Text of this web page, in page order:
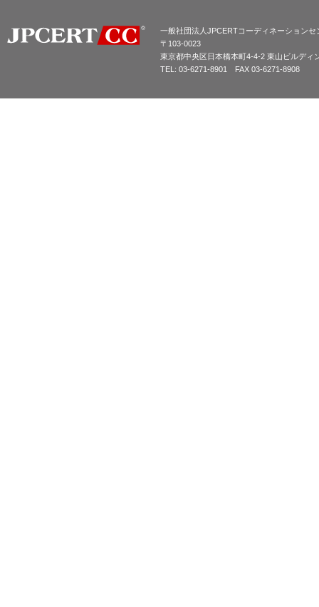
一般社団法人JPCERTコーディネーションセ
〒103-0023
東京都中央区日本橋本町4-4-2 東山ビルディ
TEL: 03-6271-8901 FAX 03-6271-8908